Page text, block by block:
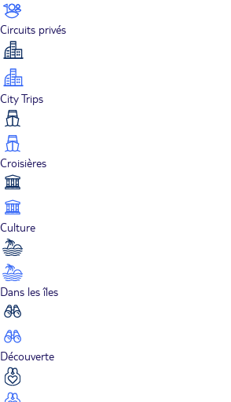
Circuits privés
City Trips
Croisières
Culture
Dans les îles
Découverte